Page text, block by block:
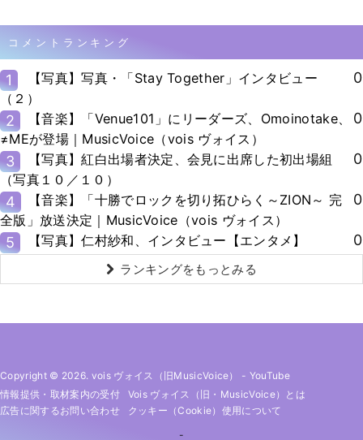
コメントランキング
1
【写真】写真・「Stay Together」インタビュー
（２）
0
2
【音楽】「Venue101」にリーダーズ、Omoinotake、
≠MEが登場｜MusicVoice（vois ヴォイス）
0
3
【写真】紅白出場者決定、会見に出席した初出場組
（写真１０／１０）
0
4
【音楽】「十勝でロックを切り拓ひらく～ZION～ 完
全版」放送決定｜MusicVoice（vois ヴォイス）
0
5 【写真】仁村紗和、インタビュー【エンタメ】 0
ランキングをもっとみる
Copyright © 2026. vois ヴォイス（旧MusicVoice） - YouTube
情報提供・取材案内の受付
Vois ヴォイス（旧・MusicVoice）とは
広告に関するお問い合わせ
クッキー（cookie）使用について
-